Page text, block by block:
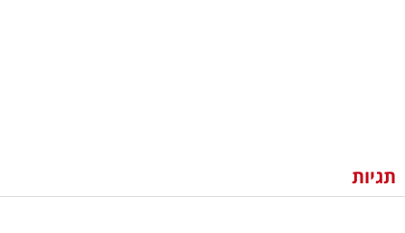
וצרכנות
תגיות